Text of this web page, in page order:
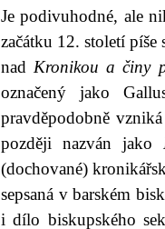
Je podivuhodné, ale
začátku 12. století píše
nad Kronikou a činy
označený jako
pravděpodobně
později nazván jako
(dochované)
sepsaná v barském
i dílo biskupského